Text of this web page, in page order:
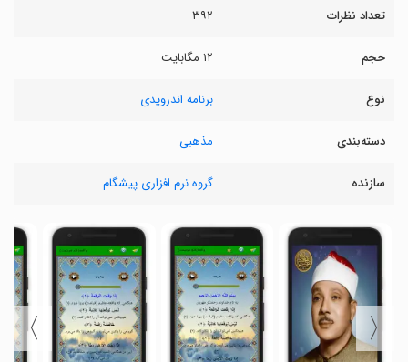
تعداد نظرات ۳۹۲
حجم ۱۲ مگابایت
نوع برنامه اندرویدی
دسته‌بندی مذهبی
سازنده گروه نرم افزاری پیشگام
〈
〉